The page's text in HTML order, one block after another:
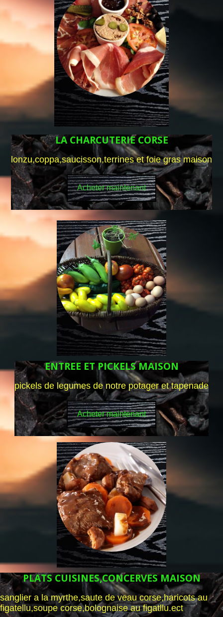
LA CHARCUTERIE CORSE
lonzu,coppa,saucisson,terrines et foie gras maison
Acheter maintenant
ENTREE ET PICKELS MAISON
pickels de legumes de notre potager et tapenade
Acheter maintenant
PLATS CUISINES,CONCERVES MAISON
sanglier a la myrthe,saute de veau corse,haricots au
figatellu,soupe corse,bolognaise au figatllu.ect